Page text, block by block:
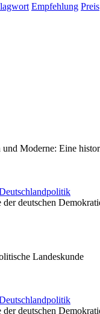
Empfehlung Preis
Moderne: Eine
deutschen
Landeskunde
deutschen